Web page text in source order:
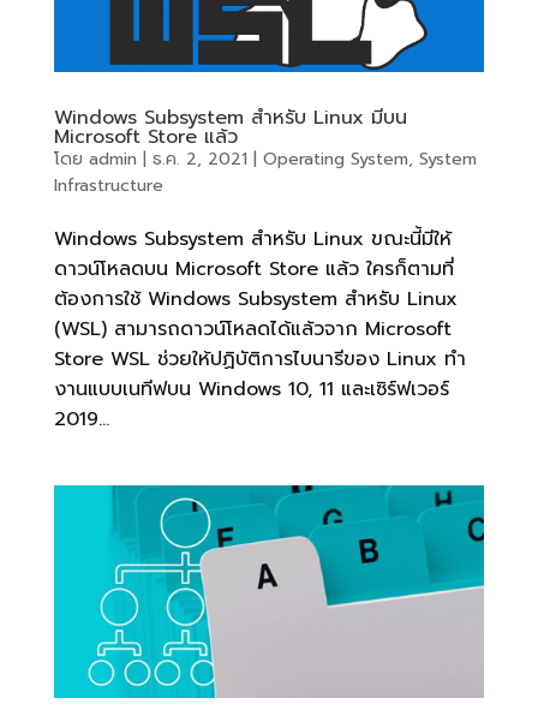
Windows Subsystem สำหรับ Linux มีบน
Microsoft Store แล้ว
โดย admin | ธ.ค. 2, 2021 | Operating System, System
Infrastructure
Windows Subsystem สำหรับ Linux ขณะนี้มีให้
ดาวน์โหลดบน Microsoft Store แล้ว ใครก็ตามที่
ต้องการใช้ Windows Subsystem สำหรับ Linux
(WSL) สามารถดาวน์โหลดได้แล้วจาก Microsoft
Store WSL ช่วยให้ปฏิบัติการไบนารีของ Linux ทำ
งานแบบเนทีฟบน Windows 10, 11 และเซิร์ฟเวอร์
2019...